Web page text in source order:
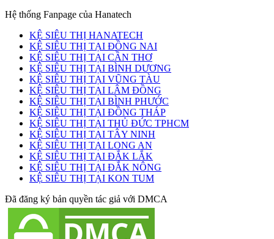
Hệ thống Fanpage của Hanatech
KỆ SIÊU THỊ HANATECH
KỆ SIÊU THỊ TẠI ĐỒNG NAI
KỆ SIÊU THỊ TẠI CẦN THƠ
KỆ SIÊU THỊ TẠI BÌNH DƯƠNG
KỆ SIÊU THỊ TẠI VŨNG TÀU
KỆ SIÊU THỊ TẠI LÂM ĐỒNG
KỆ SIÊU THỊ TẠI BÌNH PHƯỚC
KỆ SIÊU THỊ TẠI ĐỒNG THÁP
KỆ SIÊU THỊ TẠI THỦ ĐỨC TPHCM
KỆ SIÊU THỊ TẠI TÂY NINH
KỆ SIÊU THỊ TẠI LONG AN
KỆ SIÊU THỊ TẠI ĐẮK LẮK
KỆ SIÊU THỊ TẠI ĐẮK NÔNG
KỆ SIÊU THỊ TẠI KON TUM
Đã đăng ký bản quyền tác giả với DMCA